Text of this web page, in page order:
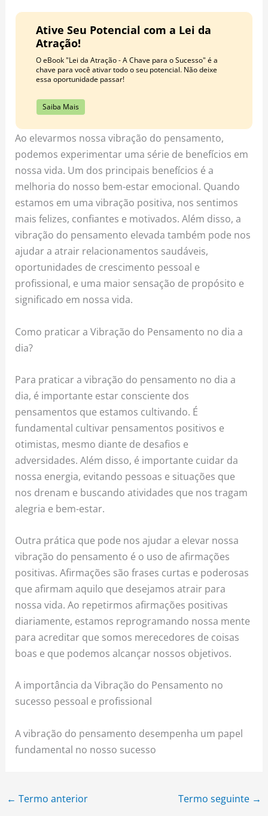
Ative Seu Potencial com a Lei da
Atração!
O eBook "Lei da Atração - A Chave para o Sucesso" é a
chave para você ativar todo o seu potencial. Não deixe
essa oportunidade passar!
Saiba Mais
Ao elevarmos nossa vibração do pensamento,
podemos experimentar uma série de benefícios em
nossa vida. Um dos principais benefícios é a
melhoria do nosso bem-estar emocional. Quando
estamos em uma vibração positiva, nos sentimos
mais felizes, confiantes e motivados. Além disso, a
vibração do pensamento elevada também pode nos
ajudar a atrair relacionamentos saudáveis,
oportunidades de crescimento pessoal e
profissional, e uma maior sensação de propósito e
significado em nossa vida.
Como praticar a Vibração do Pensamento no dia a
dia?
Para praticar a vibração do pensamento no dia a
dia, é importante estar consciente dos
pensamentos que estamos cultivando. É
fundamental cultivar pensamentos positivos e
otimistas, mesmo diante de desafios e
adversidades. Além disso, é importante cuidar da
nossa energia, evitando pessoas e situações que
nos drenam e buscando atividades que nos tragam
alegria e bem-estar.
Outra prática que pode nos ajudar a elevar nossa
vibração do pensamento é o uso de afirmações
positivas. Afirmações são frases curtas e poderosas
que afirmam aquilo que desejamos atrair para
nossa vida. Ao repetirmos afirmações positivas
diariamente, estamos reprogramando nossa mente
para acreditar que somos merecedores de coisas
boas e que podemos alcançar nossos objetivos.
A importância da Vibração do Pensamento no
sucesso pessoal e profissional
A vibração do pensamento desempenha um papel
fundamental no nosso sucesso
← Termo anterior Termo seguinte →